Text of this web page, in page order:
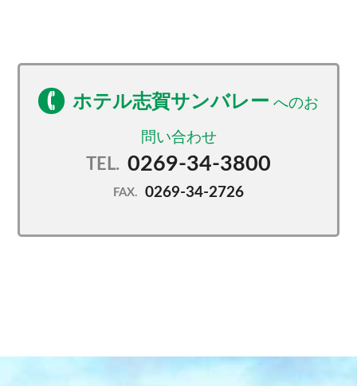
ホテル志賀サンバレー
TEL. 0269-34-3800
FAX. 0269-34-2726